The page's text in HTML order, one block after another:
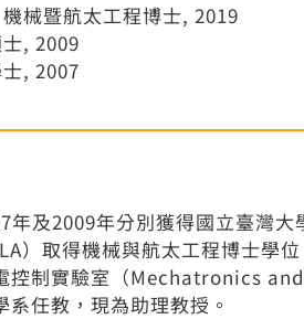
械暨航太工程博士, 2019
, 2009
, 2007
及2009年分別獲得國立臺灣
）取得機械與航太工程博士學
控制實驗室（Mechatronics
任教，現為助理教授。